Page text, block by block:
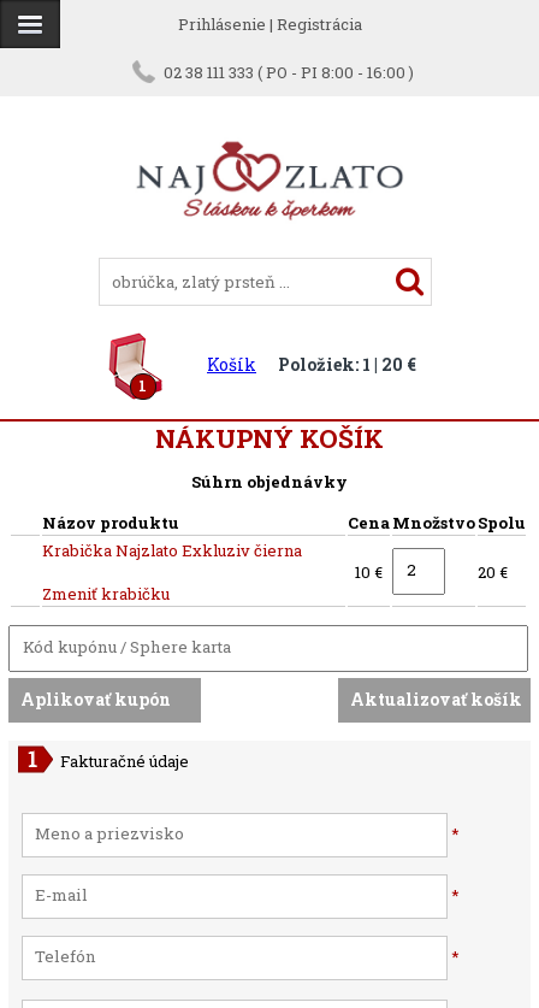
Prihlásenie | Registrácia
02 38 111 333 ( PO - PI 8:00 - 16:00 )
1
Košík Položiek: 1 | 20 €
NÁKUPNÝ KOŠÍK
Súhrn objednávky
Názov produktu
CenaMnožstvoSpolu
Krabička Najzlato Exkluziv čierna
Zmeniť krabičku
10 € 20 €
Fakturačné údaje
*
*
*